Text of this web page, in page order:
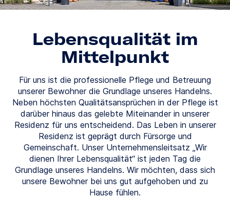
Lebensqualität im
Mittelpunkt
Für uns ist die professionelle Pflege und Betreuung
unserer Bewohner die Grundlage unseres Handelns.
Neben höchsten Qualitätsansprüchen in der Pflege ist
darüber hinaus das gelebte Miteinander in unserer
Residenz für uns entscheidend. Das Leben in unserer
Residenz ist geprägt durch Fürsorge und
Gemeinschaft. Unser Unternehmensleitsatz „Wir
dienen Ihrer Lebensqualität“ ist jeden Tag die
Grundlage unseres Handelns. Wir möchten, dass sich
unsere Bewohner bei uns gut aufgehoben und zu
Hause fühlen.